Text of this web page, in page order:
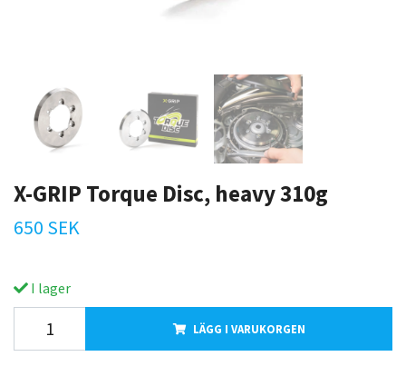
X-GRIP Torque Disc, heavy 310g
650 SEK
I lager
LÄGG I VARUKORGEN